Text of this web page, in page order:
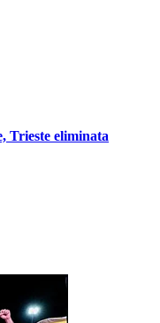
Trieste eliminata